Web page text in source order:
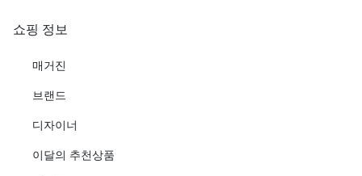
쇼핑 정보
매거진
브랜드
디자이너
이달의 추천상품